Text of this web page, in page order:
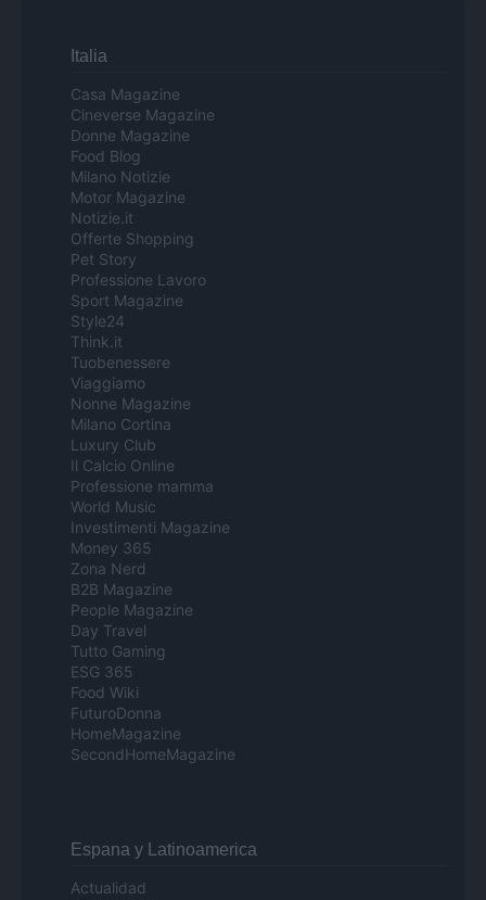
Italia
Casa Magazine
Cineverse Magazine
Donne Magazine
Food Blog
Milano Notizie
Motor Magazine
Notizie.it
Offerte Shopping
Pet Story
Professione Lavoro
Sport Magazine
Style24
Think.it
Tuobenessere
Viaggiamo
Nonne Magazine
Milano Cortina
Luxury Club
Il Calcio Online
Professione mamma
World Music
Investimenti Magazine
Money 365
Zona Nerd
B2B Magazine
People Magazine
Day Travel
Tutto Gaming
ESG 365
Food Wiki
FuturoDonna
HomeMagazine
SecondHomeMagazine
Espana y Latinoamerica
Actualidad